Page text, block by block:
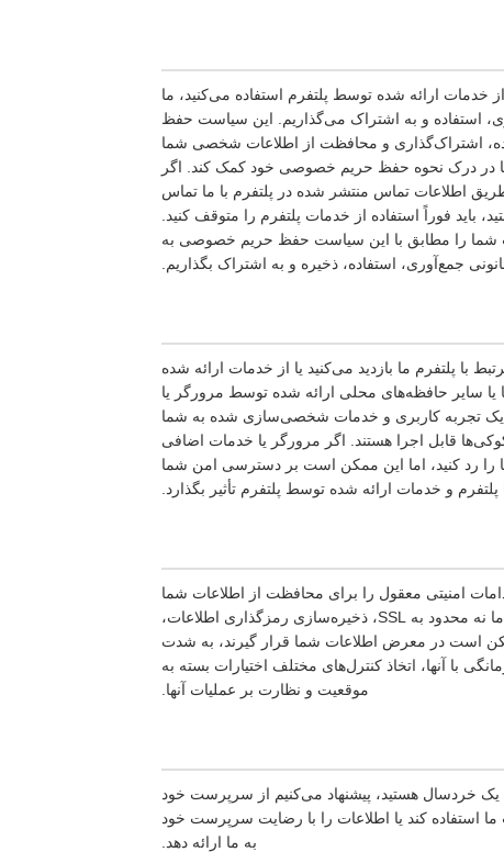
ارائه شده توسط پلتفرم استفاده می‌کنید، ما
و به اشتراک می‌گذاریم. این سیاست حفظ
اشتراک‌گذاری و محافظت از اطلاعات شخصی شما
در درک نحوه حفظ حریم خصوصی خود کمک کند. اگر
اطلاعات تماس منتشر شده در پلتفرم با ما تماس
فوراً استفاده از خدمات پلتفرم را متوقف کنید.
شما را مطابق با این سیاست حفظ حریم خصوصی به
جمع‌آوری، استفاده، ذخیره و به اشتراک بگذاریم.
پلتفرم ما بازدید می‌کنید یا از خدمات ارائه شده
سایر حافظه‌های محلی ارائه شده توسط مرورگر یا
یک تجربه کاربری و خدمات شخصی‌سازی شده به شما
قابل اجرا هستند. اگر مرورگر یا خدمات اضافی
را رد کنید، اما این ممکن است بر دسترسی امن شما
و خدمات ارائه شده توسط پلتفرم تأثیر بگذارد.
امنیتی معقول را برای محافظت از اطلاعات شما
انجام دهیم، در صورت نشت، آسیب یا از دست رفتن اطلاعات، از جمله، اما نه محدود به SSL، ذخیره‌سازی رمزگذاری اطلاعات،
است در معرض اطلاعات شما قرار گیرند، به شدت
با آنها، اتخاذ کنترل‌های مختلف اختیارات بسته به
موقعیت و نظارت بر عملیات آنها.
خردسال هستید، پیشنهاد می‌کنیم از سرپرست خود
استفاده کند یا اطلاعات را با رضایت سرپرست خود
به ما ارائه دهد.